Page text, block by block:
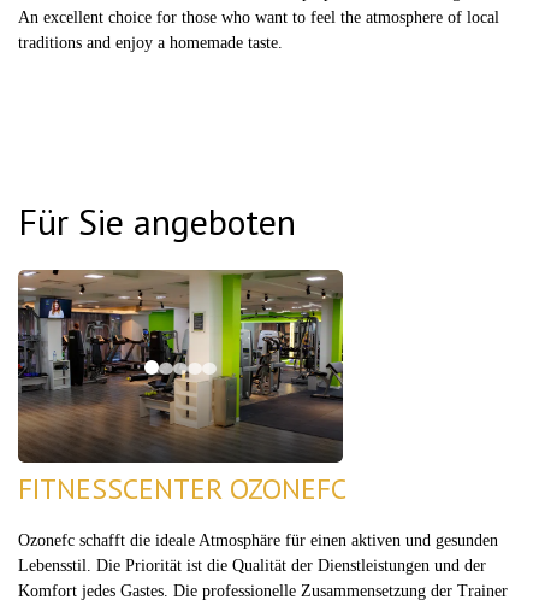
An excellent choice for those who want to feel the atmosphere of local
traditions and enjoy a homemade taste.
Für Sie angeboten
FITNESSCENTER OZONEFC
Ozonefc schafft die ideale Atmosphäre für einen aktiven und gesunden
Lebensstil. Die Priorität ist die Qualität der Dienstleistungen und der
Komfort jedes Gastes. Die professionelle Zusammensetzung der Trainer